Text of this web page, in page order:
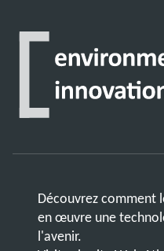
Découvrez comment
en œuvre une
l'avenir.